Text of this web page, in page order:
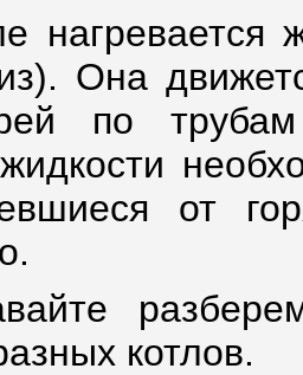
нагревается
Она
по
от
котлов.